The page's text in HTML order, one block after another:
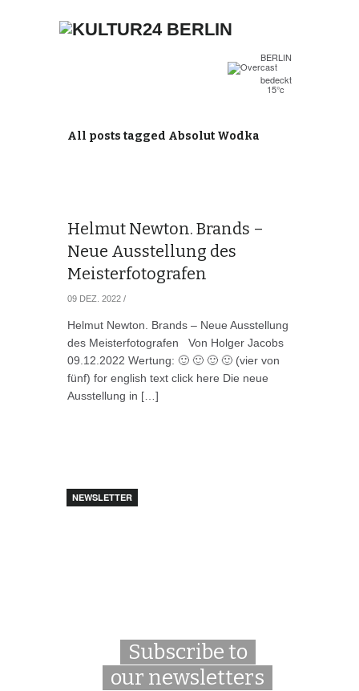
BERLIN
bedeckt
15°c
All posts tagged Absolut Wodka
Helmut Newton. Brands –
Neue Ausstellung des
Meisterfotografen
09 DEZ. 2022 /
Helmut Newton. Brands – Neue Ausstellung
des Meisterfotografen Von Holger Jacobs
09.12.2022 Wertung: 🙂 🙂 🙂 🙂 (vier von
fünf) for english text click here Die neue
Ausstellung in […]
NEWSLETTER
Subscribe to
our newsletters